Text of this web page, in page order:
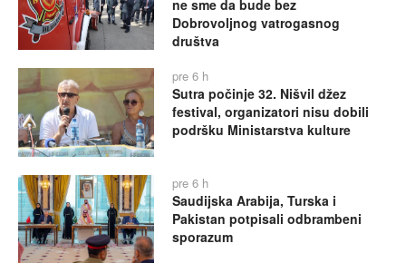
ne sme da bude bez
Dobrovoljnog vatrogasnog
društva
pre 6 h
Sutra počinje 32. Nišvil džez
festival, organizatori nisu dobili
podršku Ministarstva kulture
pre 6 h
Saudijska Arabija, Turska i
Pakistan potpisali odbrambeni
sporazum